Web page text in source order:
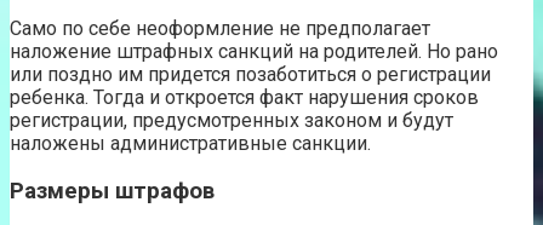
Само по себе неоформление не предполагает
наложение штрафных санкций на родителей. Но рано
или поздно им придется позаботиться о регистрации
ребенка. Тогда и откроется факт нарушения сроков
регистрации, предусмотренных законом и будут
наложены административные санкции.
Размеры штрафов